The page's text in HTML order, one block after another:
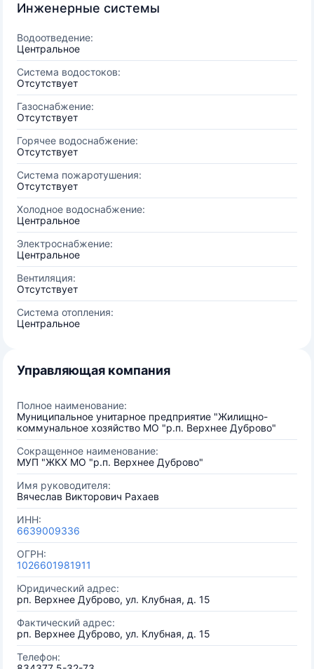
Инженерные системы
Водоотведение:
Центральное
Система водостоков:
Отсутствует
Газоснабжение:
Отсутствует
Горячее водоснабжение:
Отсутствует
Система пожаротушения:
Отсутствует
Холодное водоснабжение:
Центральное
Электроснабжение:
Центральное
Вентиляция:
Отсутствует
Система отопления:
Центральное
Управляющая компания
Полное наименование:
Муниципальное унитарное предприятие "Жилищно-
коммунальное хозяйство МО "р.п. Верхнее Дуброво"
Сокращенное наименование:
МУП "ЖКХ МО "р.п. Верхнее Дуброво"
Имя руководителя:
Вячеслав Викторович Рахаев
ИНН:
6639009336
ОГРН:
1026601981911
Юридический адрес:
рп. Верхнее Дуброво, ул. Клубная, д. 15
Фактический адрес:
рп. Верхнее Дуброво, ул. Клубная, д. 15
Телефон: